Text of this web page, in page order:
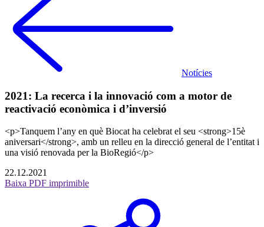
Notícies
2021: La recerca i la innovació com a motor de
reactivació econòmica i d’inversió
<p>Tanquem l’any en què Biocat ha celebrat el seu <strong>15è
aniversari</strong>, amb un relleu en la direcció general de l’entitat i
una visió renovada per la BioRegió</p>
22.12.2021
Baixa PDF imprimible